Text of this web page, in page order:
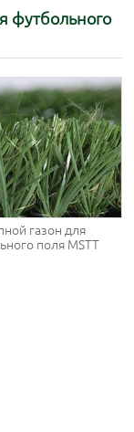
футбольного
газон для
поля MSTT